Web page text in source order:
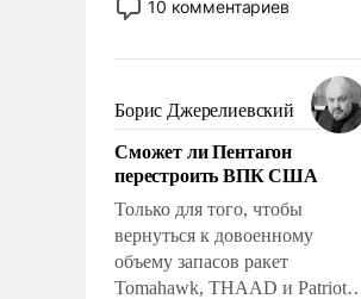
отменяя традиционное
мужественным и твердым под
ударами судьбы, брать на себя
ответственность, помогать
слабым, идти вперед и
адаптироваться.
10 комментариев
Борис Джерелиевский
Сможет ли Пентагон
перестроить ВПК США
Только для того, чтобы
вернуться к довоенному
объему запасов ракет
Tomahawk, THAAD и Patriot